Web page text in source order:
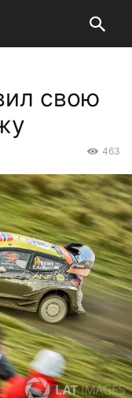
свою
463